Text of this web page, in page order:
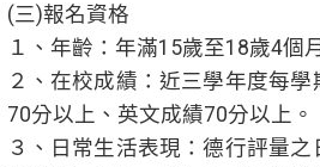
(三)報名資格
１、年齡：年滿15歲至18歲4個
２、在校成績：近三學年度每
70分以上、英文成績70分以上。
３、日常生活表現：德行評量